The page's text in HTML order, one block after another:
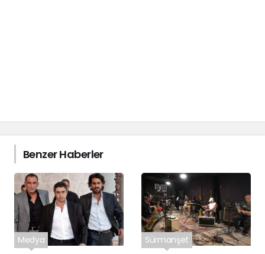
Benzer Haberler
Medya Sürmanşet